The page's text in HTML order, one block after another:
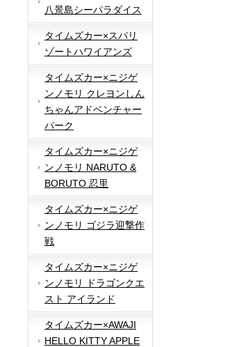
八景島シーパラダイス
タイムズカー×スパリ
ゾートハワイアンズ
タイムズカー×ニジゲ
ンノモリ クレヨンしん
ちゃんアドベンチャー
パーク
タイムズカー×ニジゲ
ンノモリ NARUTO &
BORUTO 忍里
タイムズカー×ニジゲ
ンノモリ ゴジラ迎撃作
戦
タイムズカー×ニジゲ
ンノモリ ドラゴンクエ
スト アイランド
タイムズカー×AWAJI
HELLO KITTY APPLE